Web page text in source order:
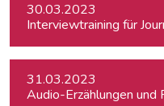
30.03.2023
Interviewtraining für
31.03.2023
Audio-Erzählungen und